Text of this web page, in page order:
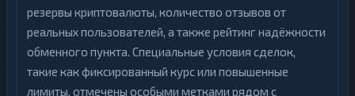
резервы криптовалюты, количество отзывов от
реальных пользователей, а также рейтинг надёжности
обменного пункта. Специальные условия сделок,
такие как фиксированный курс или повышенные
лимиты, отмечены особыми метками рядом с